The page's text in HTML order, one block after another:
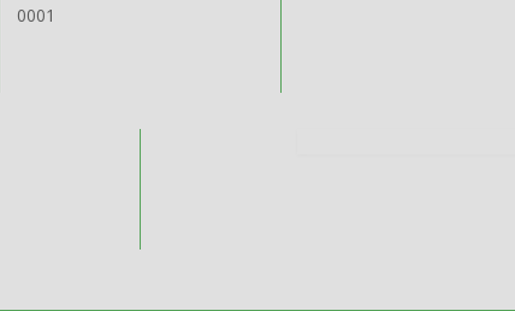
0001